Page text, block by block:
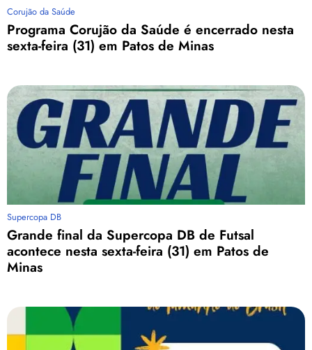
Corujão da Saúde
Programa Corujão da Saúde é encerrado nesta
sexta-feira (31) em Patos de Minas
Supercopa DB
Grande final da Supercopa DB de Futsal
acontece nesta sexta-feira (31) em Patos de
Minas